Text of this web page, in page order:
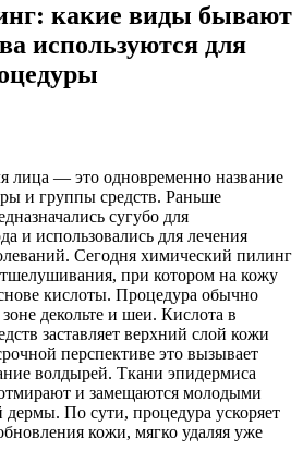
какие виды бывают
используются для
лица — это одновременно название
и группы средств. Раньше
сугубо для
и использовались для лечения
Сегодня химический пилинг
при котором на кожу
кислоты. Процедура обычно
декольте и шеи. Кислота в
заставляет верхний слой кожи
перспективе это вызывает
волдырей. Ткани эпидермиса
и замещаются молодыми
По сути, процедура ускоряет
кожи, мягко удаляя уже